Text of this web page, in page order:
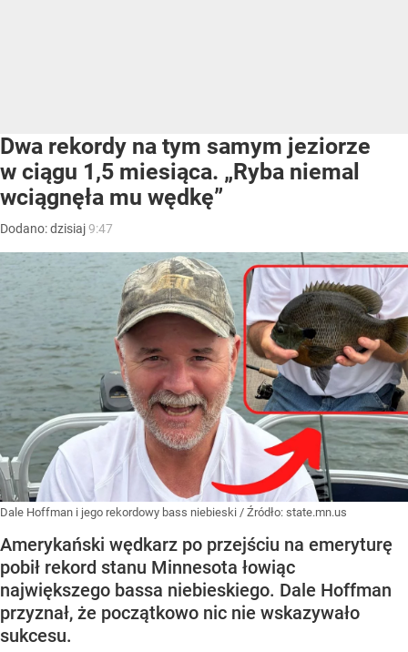
Dwa rekordy na tym samym jeziorze
w ciągu 1,5 miesiąca. „Ryba niemal
wciągnęła mu wędkę”
Dodano:dzisiaj9:47
Dale Hoffman i jego rekordowy bass niebieski / Źródło: state.mn.us
Amerykański wędkarz po przejściu na emeryturę
pobił rekord stanu Minnesota łowiąc
największego bassa niebieskiego. Dale Hoffman
przyznał, że początkowo nic nie wskazywało
sukcesu.